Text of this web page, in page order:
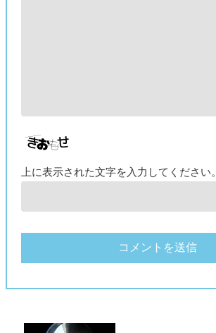
上に表示された文字を入力してください。